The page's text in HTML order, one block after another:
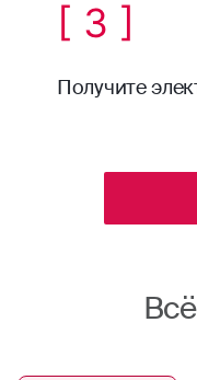
[ 3 ]
Получите